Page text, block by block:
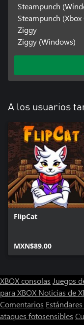
Steampunch
Steampunch (Xbox
Ziggy
Ziggy (Windows)
A los usuarios
FlipCat
MXN$89.00
XBOX consolas Juegos
para XBOX Noticias de
Comentarios
ataques fotosensibles